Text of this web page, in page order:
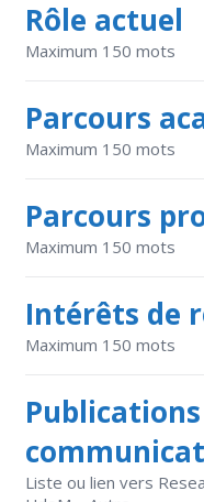
Rôle actuel
Maximum 150 mots
Parcours
Maximum 150 mots
Parcours
Maximum 150 mots
Intérêts de
Maximum 150 mots
Liste ou lien vers